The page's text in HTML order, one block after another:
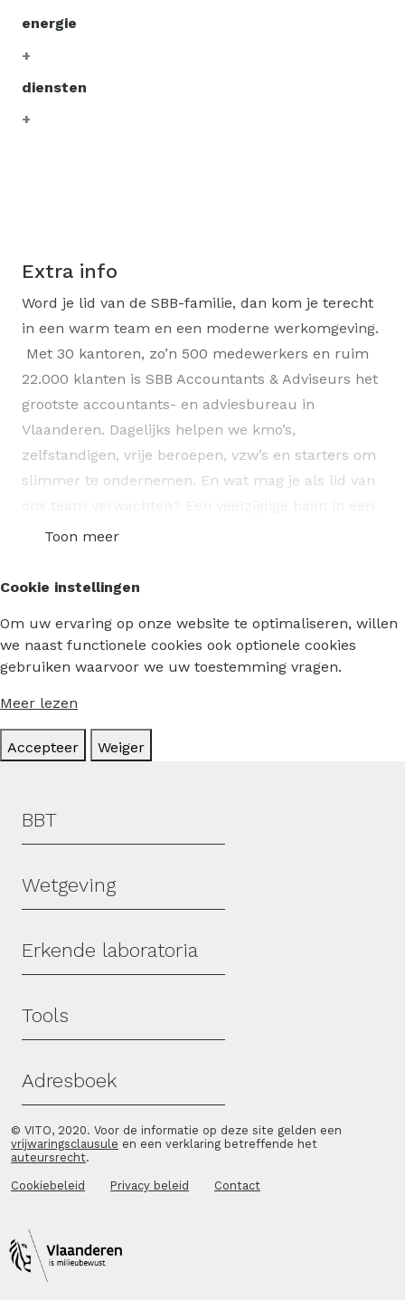
energie
diensten
Extra info
Word je lid van de SBB-familie, dan kom je terecht
in een warm team en een moderne werkomgeving.
Met 30 kantoren, zo’n 500 medewerkers en ruim
22.000 klanten is SBB Accountants & Adviseurs het
grootste accountants- en adviesbureau in
Vlaanderen. Dagelijks helpen we kmo’s,
zelfstandigen, vrije beroepen, vzw’s en starters om
slimmer te ondernemen. En wat mag je als lid van
gedreven en energieke sfeer, waarin alle collega’s
hetzelfde bij SBB, daar kan je op rekenen.
Toon meer
Cookie instellingen
Om uw ervaring op onze website te optimaliseren, willen
we naast functionele cookies ook optionele cookies
gebruiken waarvoor we uw toestemming vragen.
Meer lezen
Accepteer Weiger
Hoofdmenu
BBT
Wetgeving
Erkende laboratoria
Tools
Adresboek
© VITO, 2020. Voor de informatie op deze site gelden een
vrijwaringsclausule en een verklaring betreffende het
auteursrecht.
Cookiebeleid Privacy beleid Contact